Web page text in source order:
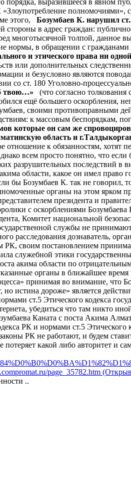
полномочиями»,
этого, Бозумбаев К. нарушил
стороны в адрес граждан:
многотысячной толпой, данное
нормы, в обращении с гражданами
и этического права ни
или дополнительных
и безусловно являются
со ст. 180 Уголовно-
твою…» (что согласно
ещё большего оскорбления,
своими противоправными
к массовым беспорядкам,
которые он сам же
область и
к обязанностям, хотят
всем просто понятно, что если
разрушительных последствий в
области, какое он имел
бы Бозумбаев К. так не говорил,
органы на этом ярком
президента и
с оскорблениями
Комитет национальной
службы не
дознаватель,
своим постановлением
служебной этики
акима области по
органы в ближайшее
принимая во внимание, что
но истина дороже» является
ст.5 Этического кодекса
убедиться что там никто
Каната с поста Акима
РК и нормами ст.5 Этического
РК не работают, и будем
какой либо авторитет и
page_35782.htm
..